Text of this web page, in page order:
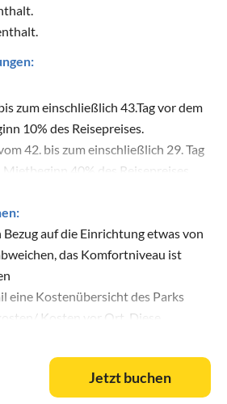
zum einschließlich 43.Tag vor dem
10% des Reisepreises.
42. bis zum einschließlich 29. Tag
40% des Reisepreises.
28. bis zum einschließlich letzten
Mietbeginn 90% des
oder bei Nichtantritt der Reise
berechnet.
auf die Einrichtung etwas von
das Komfortniveau ist
eine Kostenübersicht des Parks
Kosten vor Ort. Diese
Ihrer Ankunft begleichen. Das
lange Wartezeit beim Check-in.
Jetzt buchen